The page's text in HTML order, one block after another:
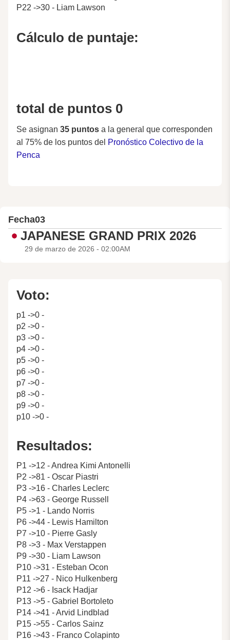
P22 ->30 - Liam Lawson
Cálculo de puntaje:
total de puntos 0
Se asignan 35 puntos a la general que corresponden
al 75% de los puntos del Pronóstico Colectivo de la
Penca
Fecha03
JAPANESE GRAND PRIX 2026
29 de marzo de 2026 - 02:00AM
Voto:
p1 ->0 -
p2 ->0 -
p3 ->0 -
p4 ->0 -
p5 ->0 -
p6 ->0 -
p7 ->0 -
p8 ->0 -
p9 ->0 -
p10 ->0 -
Resultados:
P1 ->12 - Andrea Kimi Antonelli
P2 ->81 - Oscar Piastri
P3 ->16 - Charles Leclerc
P4 ->63 - George Russell
P5 ->1 - Lando Norris
P6 ->44 - Lewis Hamilton
P7 ->10 - Pierre Gasly
P8 ->3 - Max Verstappen
P9 ->30 - Liam Lawson
P10 ->31 - Esteban Ocon
P11 ->27 - Nico Hulkenberg
P12 ->6 - Isack Hadjar
P13 ->5 - Gabriel Bortoleto
P14 ->41 - Arvid Lindblad
P15 ->55 - Carlos Sainz
P16 ->43 - Franco Colapinto